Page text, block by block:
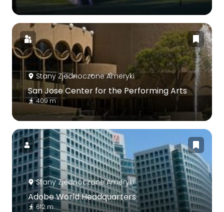
Stany Zjednoczone Ameryki
San Jose Center for the Performing Arts
409 m
Stany Zjednoczone Ameryki
Adobe World Headquarters
612 m